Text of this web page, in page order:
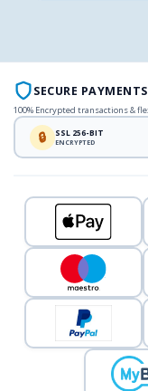
SECURE
100% Encrypted transactions &
🔒 SSL 256-BIT
ENCRYPTED